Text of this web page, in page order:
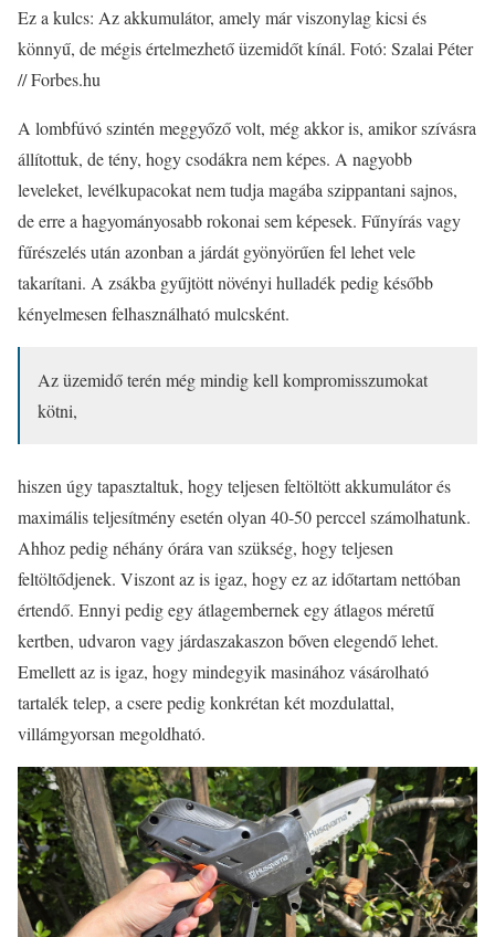
Ez a kulcs: Az akkumulátor, amely már viszonylag kicsi és
könnyű, de mégis értelmezhető üzemidőt kínál. Fotó: Szalai Péter
// Forbes.hu
A lombfúvó szintén meggyőző volt, még akkor is, amikor szívásra
állítottuk, de tény, hogy csodákra nem képes. A nagyobb
leveleket, levélkupacokat nem tudja magába szippantani sajnos,
de erre a hagyományosabb rokonai sem képesek. Fűnyírás vagy
fűrészelés után azonban a járdát gyönyörűen fel lehet vele
takarítani. A zsákba gyűjtött növényi hulladék pedig később
kényelmesen felhasználható mulcsként.
Az üzemidő terén még mindig kell kompromisszumokat
kötni,
hiszen úgy tapasztaltuk, hogy teljesen feltöltött akkumulátor és
maximális teljesítmény esetén olyan 40-50 perccel számolhatunk.
Ahhoz pedig néhány órára van szükség, hogy teljesen
feltöltődjenek. Viszont az is igaz, hogy ez az időtartam nettóban
értendő. Ennyi pedig egy átlagembernek egy átlagos méretű
kertben, udvaron vagy járdaszakaszon bőven elegendő lehet.
Emellett az is igaz, hogy mindegyik masinához vásárolható
tartalék telep, a csere pedig konkrétan két mozdulattal,
villámgyorsan megoldható.